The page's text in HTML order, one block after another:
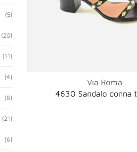
(5)
(20)
(11)
(4)
(8)
(21)
(6)
Via Roma
4630 Sandalo donna